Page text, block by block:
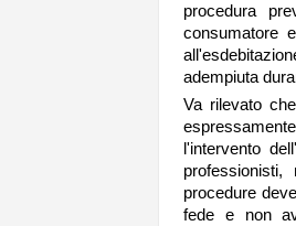
procedura
consumatore
adempiuta
Va rilevato
l'intervento
procedure
fede e non